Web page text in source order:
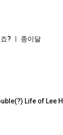
? ㅣ 종이달
Life of Lee